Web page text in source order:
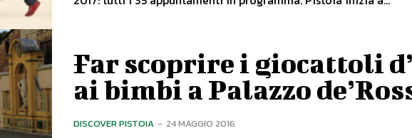
Far scoprire i giocattoli
ai bimbi a Palazzo
DISCOVER PISTOIA - 24 MAGGIO 2016